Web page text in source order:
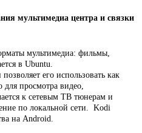
мультимедиа центра и связки
мультимедиа: фильмы,
в Ubuntu.
его использовать как
просмотра видео,
к сетевым ТВ тюнерам и
по локальной сети. Kodi
на Android.